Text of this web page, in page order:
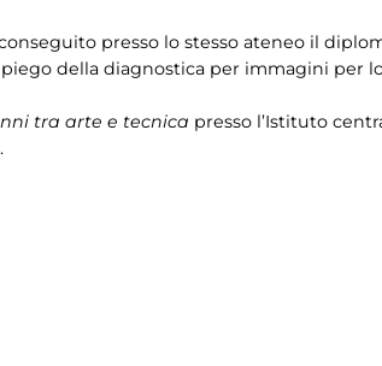
presso lo stesso ateneo il
della diagnostica per immagini per
tra arte e tecnica presso l’Istituto